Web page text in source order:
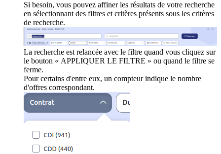
Si besoin, vous pouvez affiner les résultats de votre recherche
en sélectionnant des filtres et critères présents sous les critères
de recherche.
La recherche est relancée avec le filtre quand vous cliquez sur
le bouton « APPLIQUER LE FILTRE » ou quand le filtre se
ferme.
Pour certains d'entre eux, un compteur indique le nombre
d'offres correspondant.